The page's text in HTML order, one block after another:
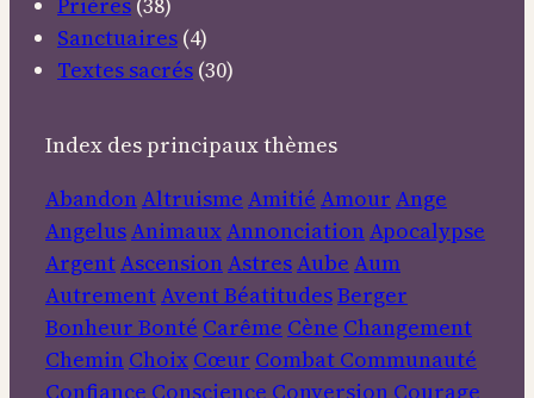
Sanctuaires (4)
Textes sacrés (30)
Index des principaux thèmes
AbandonAltruisme Amitié Amour Ange
AngelusAnimauxAnnonciationApocalypse
ArgentAscensionAstresAube Aum
AutrementAventBéatitudesBerger
Bonheur Bonté Carême Cène Changement
Chemin Choix Cœur Combat Communauté
Confiance Conscience Conversion Courage